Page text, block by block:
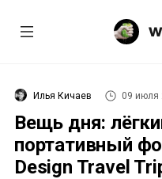
Илья Кичаев 09 июля
Вещь дня:
портативный
Design Travel